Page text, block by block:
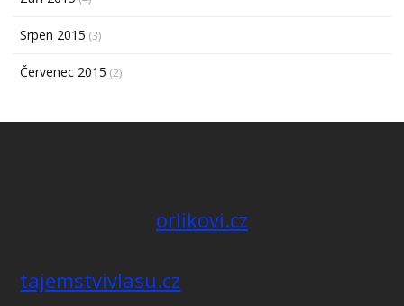
Srpen 2015 (3)
Červenec 2015 (2)
orlikovi.cz
tajemstvivlasu.cz